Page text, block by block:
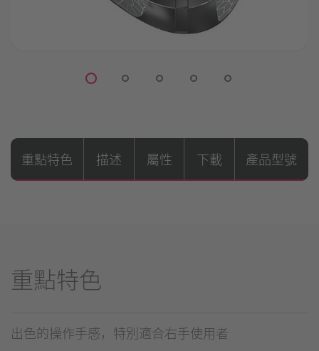
重點特色 描述 屬性 下載 產品型號
重點特色
出色的操作手感，特別適合右手使用者